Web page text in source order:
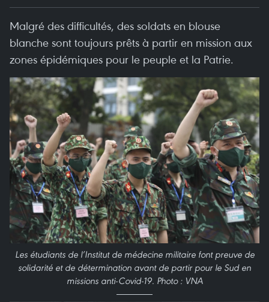
Malgré des difficultés, des soldats en blouse
blanche sont toujours prêts à partir en mission aux
zones épidémiques pour le peuple et la Patrie.
Les étudiants de l’Institut de médecine militaire font preuve de
solidarité et de détermination avant de partir pour le Sud en
missions anti-Covid-19. Photo : VNA